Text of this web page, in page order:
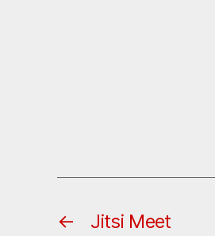
← Jitsi Meet